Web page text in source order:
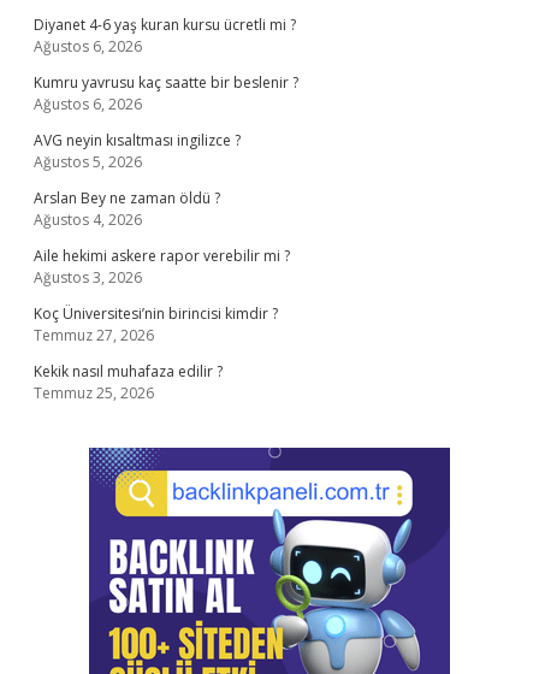
Diyanet 4-6 yaş kuran kursu ücretli mi ?
Ağustos 6, 2026
Kumru yavrusu kaç saatte bir beslenir ?
Ağustos 6, 2026
AVG neyin kısaltması ingilizce ?
Ağustos 5, 2026
Arslan Bey ne zaman öldü ?
Ağustos 4, 2026
Aile hekimi askere rapor verebilir mi ?
Ağustos 3, 2026
Koç Üniversitesi’nin birincisi kimdir ?
Temmuz 27, 2026
Kekik nasıl muhafaza edilir ?
Temmuz 25, 2026